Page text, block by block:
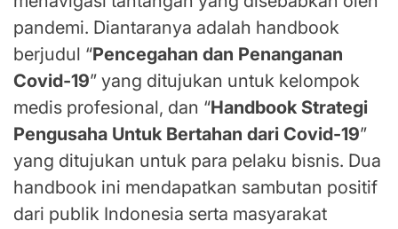
pandemi. Diantaranya adalah handbook
berjudul “Pencegahan dan Penanganan
Covid-19” yang ditujukan untuk kelompok
medis profesional, dan “Handbook Strategi
Pengusaha Untuk Bertahan dari Covid-19”
yang ditujukan untuk para pelaku bisnis. Dua
handbook ini mendapatkan sambutan positif
dari publik Indonesia serta masyarakat